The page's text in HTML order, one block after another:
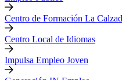
Centro de Formación La
Centro Local de Idiomas
Impulsa Empleo Joven